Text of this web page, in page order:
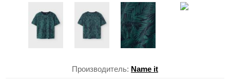
Производитель: Name it